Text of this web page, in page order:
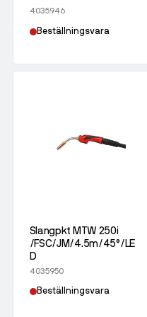
4035946
Beställningsvara
Slangpkt MTW 250i
/FSC/JM/4.5m/45°/LE
D
4035950
Beställningsvara